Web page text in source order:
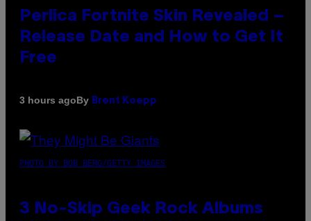
Perlica Fortnite Skin Revealed –
Release Date and How to Get It
Free
3 hours agoBy Brent Koepp
PHOTO BY BOB BERG/GETTY IMAGES
3 No-Skip Geek Rock Albums